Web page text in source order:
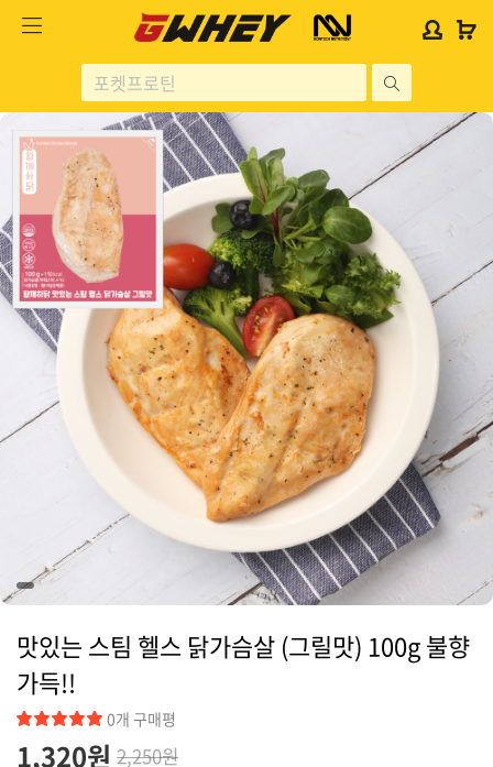
헬스보충제
단백질분류
노르테크
지웨이 시리즈
가격대별
콜라겐/비타민
닭가슴살
헬스용품
커뮤니티
사
이
트
로
고
사
로
로
젯
문
로
젯
맛있는 스팀 헬스 닭가슴살 (그릴맛) 100g 불향
가득!!
0개 구매평
1,320원 2,250원